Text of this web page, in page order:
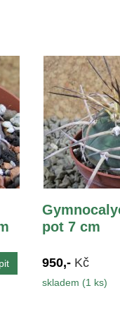
pot 7 cm
950,- Kč
skladem (1 ks)